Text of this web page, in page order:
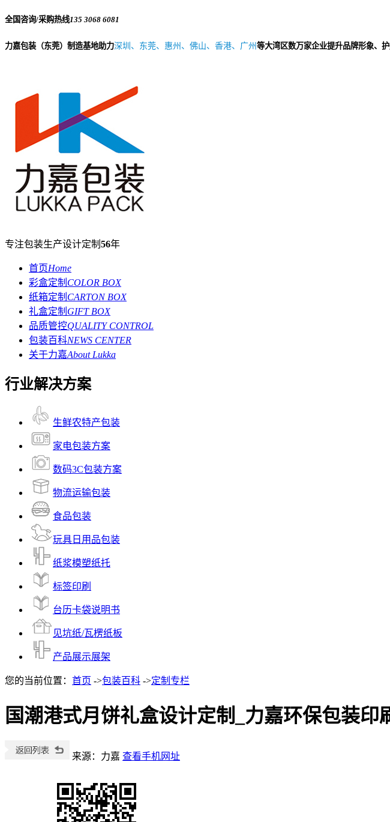
全国咨询/采购热线135 3068 6081
力嘉包装（东莞）制造基地助力深圳、东莞、惠州、佛山、香港、广州 等大湾区数万家企业提升品牌形象、
专注包装生产设计定制 56年
首页Home
彩盒定制 COLOR BOX
纸箱定制 CARTON BOX
礼盒定制 GIFT BOX
品质管控QUALITY CONTROL
包装百科NEWS CENTER
关于力嘉About Lukka
行业解决方案
生鲜农特产包装
家电包装方案
数码3C包装方案
物流运输包装
食品包装
玩具日用品包装
纸浆模塑纸托
标签印刷
台历卡袋说明书
见坑纸/瓦楞纸板
产品展示展架
您的当前位置： 首页 ->包装百科 ->定制专栏
国潮港式月饼礼盒设计定制_力嘉环保包装印
来源：力嘉 查看手机网址